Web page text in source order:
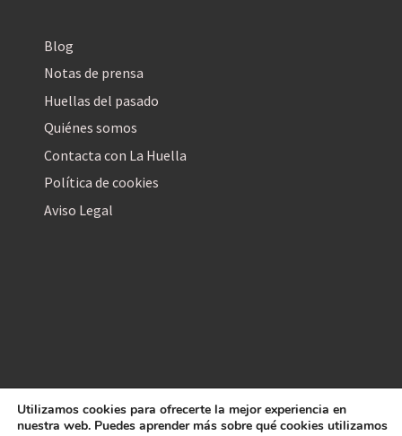
Blog
Notas de prensa
Huellas del pasado
Quiénes somos
Contacta con La Huella
Política de cookies
Aviso Legal
© 2026La Huella Digital– Todos los derechos reservados
Utilizamos cookies para ofrecerte la mejor experiencia en
nuestra web. Puedes aprender más sobre qué cookies utilizamos